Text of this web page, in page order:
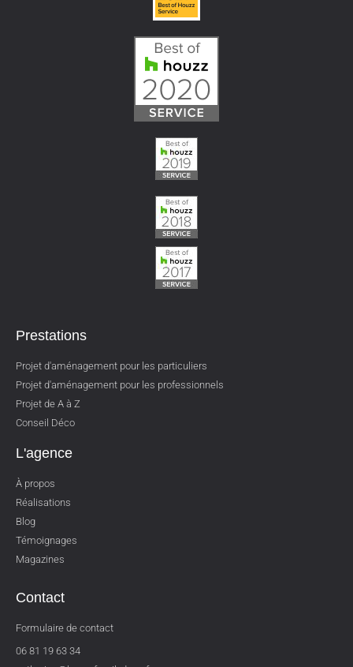
Prestations
Projet d'aménagement pour les particuliers
Projet d'aménagement pour les professionnels
Projet de A à Z
Conseil Déco
L'agence
À propos
Réalisations
Blog
Témoignages
Magazines
Contact
Formulaire de contact
06 81 19 63 34